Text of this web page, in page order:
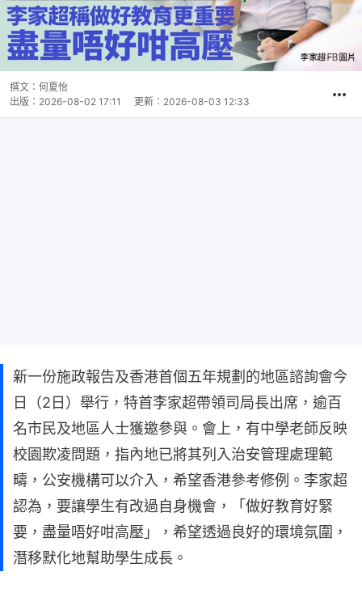
撰文： 何夏怡
出版： 2026-08-02 17:11 更新： 2026-08-03 12:33
新一份施政報告及香港首個五年規劃的地區諮詢會今
日（2日）舉行，特首李家超帶領司局長出席，逾百
名市民及地區人士獲邀參與。會上，有中學老師反映
校園欺凌問題，指內地已將其列入治安管理處理範
疇，公安機構可以介入，希望香港參考修例。李家超
認為，要讓學生有改過自身機會，「做好教育好緊
要，盡量唔好咁高壓」，希望透過良好的環境氛圍，
潛移默化地幫助學生成長。